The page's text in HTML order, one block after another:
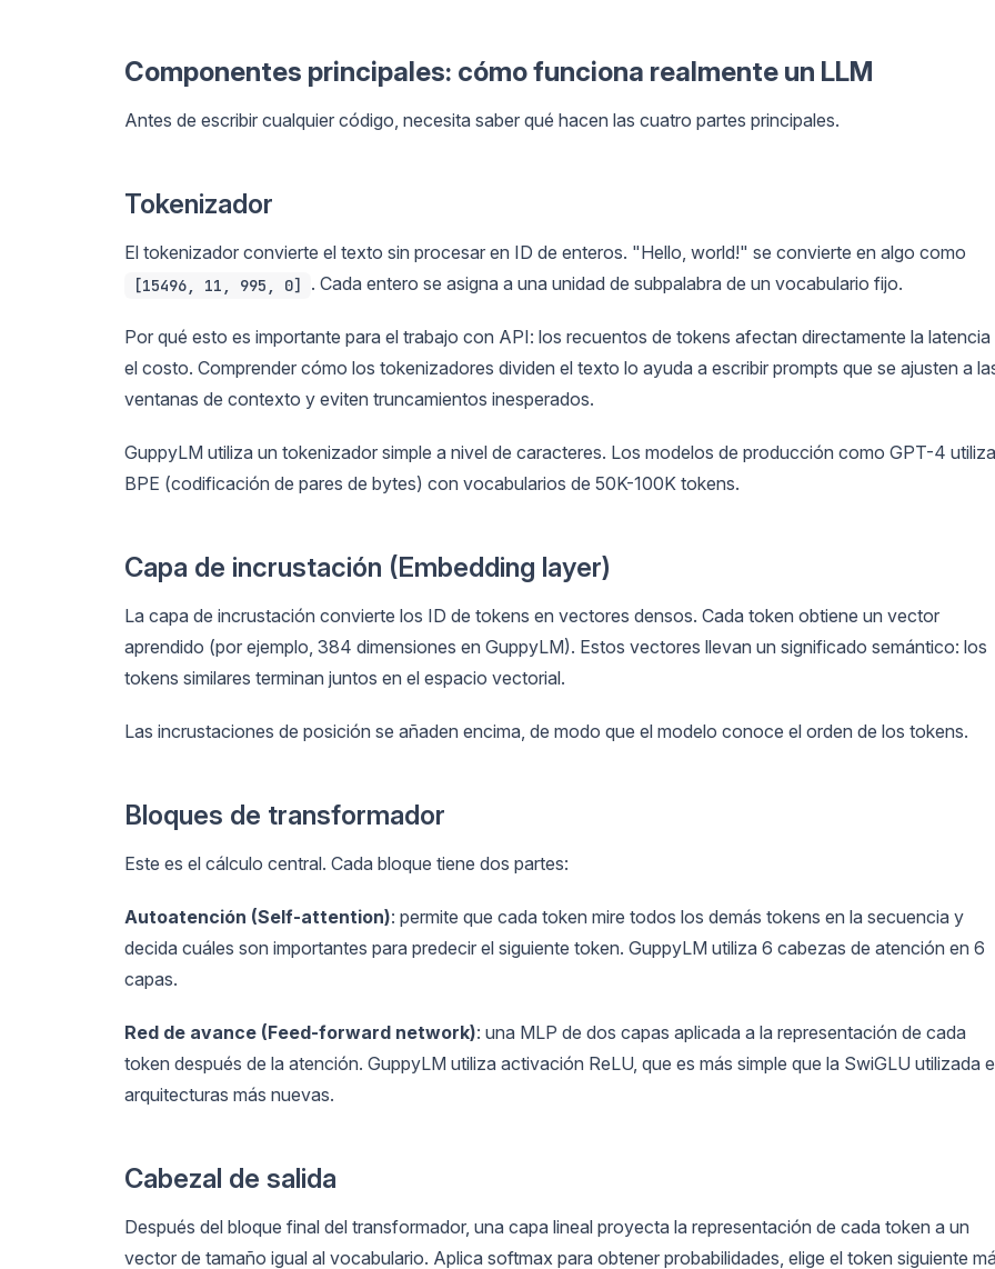
Componentes principales: cómo funciona realmente un LLM
Antes de escribir cualquier código, necesita saber qué hacen las cuatro partes principales.
Tokenizador
El tokenizador convierte el texto sin procesar en ID de enteros. "Hello, world!" se convierte en algo como
[15496, 11, 995, 0] . Cada entero se asigna a una unidad de subpalabra de un vocabulario fijo.
Por qué esto es importante para el trabajo con API: los recuentos de tokens afectan directamente la latencia
el costo. Comprender cómo los tokenizadores dividen el texto lo ayuda a escribir prompts que se ajusten a
ventanas de contexto y eviten truncamientos inesperados.
GuppyLM utiliza un tokenizador simple a nivel de caracteres. Los modelos de producción como GPT-4
BPE (codificación de pares de bytes) con vocabularios de 50K-100K tokens.
Capa de incrustación (Embedding layer)
La capa de incrustación convierte los ID de tokens en vectores densos. Cada token obtiene un vector
aprendido (por ejemplo, 384 dimensiones en GuppyLM). Estos vectores llevan un significado semántico: los
tokens similares terminan juntos en el espacio vectorial.
Las incrustaciones de posición se añaden encima, de modo que el modelo conoce el orden de los tokens.
Bloques de transformador
Este es el cálculo central. Cada bloque tiene dos partes:
Autoatención (Self-attention): permite que cada token mire todos los demás tokens en la secuencia y
decida cuáles son importantes para predecir el siguiente token. GuppyLM utiliza 6 cabezas de atención en 6
capas.
Red de avance (Feed-forward network): una MLP de dos capas aplicada a la representación de cada
token después de la atención. GuppyLM utiliza activación ReLU, que es más simple que la SwiGLU utilizada
arquitecturas más nuevas.
Cabezal de salida
Después del bloque final del transformador, una capa lineal proyecta la representación de cada token a un
vector de tamaño igual al vocabulario. Aplica softmax para obtener probabilidades, elige el token siguiente